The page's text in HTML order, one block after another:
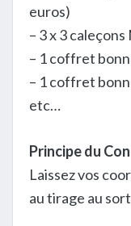
euros)
– 3 x 3
– 1 coffret
– 1 coffret
etc…
Principe du
Laissez vos
au tirage au